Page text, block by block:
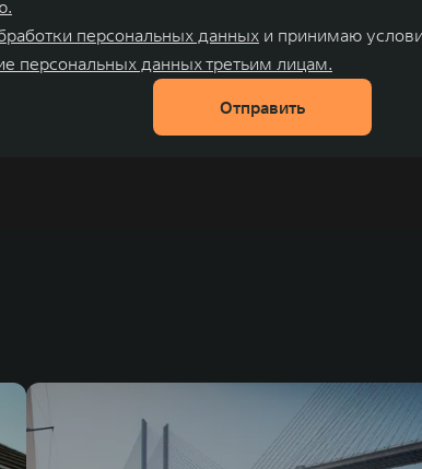
персональных данных и принимаю
персональных данных третьим лицам.
Отправить